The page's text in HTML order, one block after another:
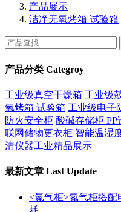
产品展示
洁净无氧烤箱 试验箱
产品分类 Categroy
工业级真空干燥箱 工业级
氧烤箱 试验箱 工业级电子
防火安全柜 酸碱存储柜 PP
联网储物更衣柜 智能温湿
清仪器工业精品展示
最新文章 Last Update
<氮气柜>氮气柜搭
耗